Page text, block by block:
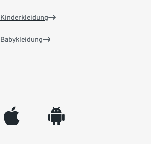
Kinderkleidung
Babykleidung
appleinc android